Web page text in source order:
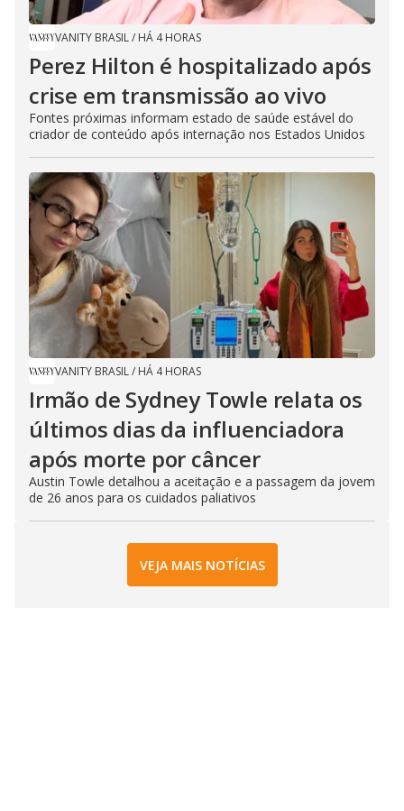
VANITY BRASIL/ HÁ 4 HORAS
Perez Hilton é hospitalizado após
crise em transmissão ao vivo
Fontes próximas informam estado de saúde estável do
criador de conteúdo após internação nos Estados Unidos
VANITY BRASIL/ HÁ 4 HORAS
Irmão de Sydney Towle relata os
últimos dias da influenciadora
após morte por câncer
Austin Towle detalhou a aceitação e a passagem da jovem
de 26 anos para os cuidados paliativos
VEJA MAIS NOTÍCIAS